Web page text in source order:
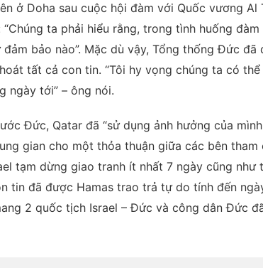
ở Doha sau cuộc hội đàm với Quốc vương Al
ta phải hiểu rằng, trong tình huống
bảo nào”. Mặc dù vậy, Tổng thống Đức đã
tất cả con tin. “Tôi hy vọng chúng ta có
ngày tới” – ông nói.
Đức, Qatar đã “sử dụng ảnh hưởng của
gian cho một thỏa thuận giữa các bên tham
tạm dừng giao tranh ít nhất 7 ngày cũng
tin đã được Hamas trao trả tự do tính đến
2 quốc tịch Israel – Đức và công dân Đức